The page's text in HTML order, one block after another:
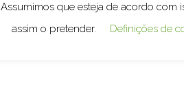
Assumimos que esteja de acordo com
assim o pretender.
Definições de